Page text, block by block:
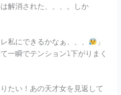
解消された、、、。しか
私にできるかなぁ、、、
」
一瞬でテンション⤵︎下がりまく
たい！あの天才女を見返して